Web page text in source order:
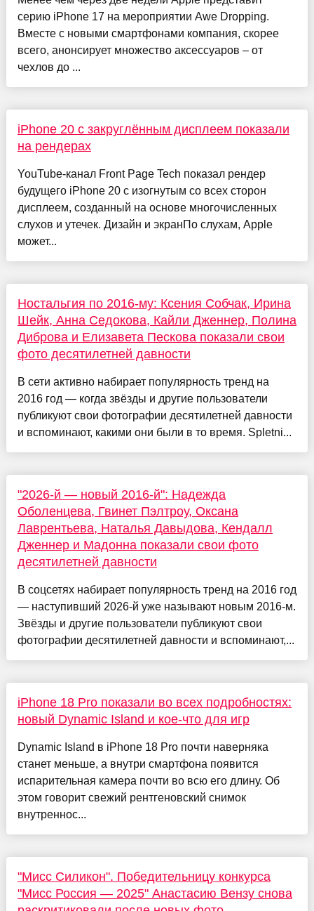
серию iPhone 17 на мероприятии Awe Dropping.
Вместе с новыми смартфонами компания, скорее
всего, анонсирует множество аксессуаров – от
чехлов до ...
iPhone 20 с закруглённым дисплеем показали
на рендерах
YouTube-канал Front Page Tech показал рендер
будущего iPhone 20 с изогнутым со всех сторон
дисплеем, созданный на основе многочисленных
слухов и утечек. Дизайн и экранПо слухам, Apple
может...
Ностальгия по 2016-му: Ксения Собчак, Ирина
Шейк, Анна Седокова, Кайли Дженнер, Полина
Диброва и Елизавета Пескова показали свои
фото десятилетней давности
В сети активно набирает популярность тренд на
2016 год — когда звёзды и другие пользователи
публикуют свои фотографии десятилетней давности
и вспоминают, какими они были в то время. Spletni...
"2026-й — новый 2016-й": Надежда
Оболенцева, Гвинет Пэлтроу, Оксана
Лаврентьева, Наталья Давыдова, Кендалл
Дженнер и Мадонна показали свои фото
десятилетней давности
В соцсетях набирает популярность тренд на 2016 год
— наступивший 2026-й уже называют новым 2016-м.
Звёзды и другие пользователи публикуют свои
фотографии десятилетней давности и вспоминают,...
iPhone 18 Pro показали во всех подробностях:
новый Dynamic Island и кое-что для игр
Dynamic Island в iPhone 18 Pro почти наверняка
станет меньше, а внутри смартфона появится
испарительная камера почти во всю его длину. Об
этом говорит свежий рентгеновский снимок
внутреннос...
"Мисс Силикон". Победительницу конкурса
"Мисс Россия — 2025" Анастасию Вензу снова